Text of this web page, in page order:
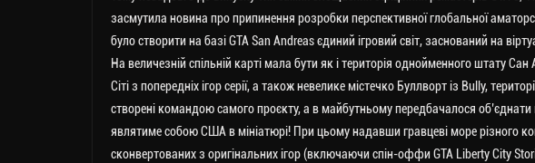
засмутила новина про припинення розробки перспективної глобальної
було створити на базі GTA San Andreas єдиний ігровий світ, заснований на
На величезній спільній карті мала бути як і територія однойменного штату Сан
Сіті з попередніх ігор серії, а також невелике містечко Буллворт із Bully,
створені командою самого проєкту, а в майбутньому передбачалося
являтиме собою США в мініатюрі! При цьому надавши гравцеві море різного
сконвертованих з оригінальних ігор (включаючи спін-оффи GTA Liberty City